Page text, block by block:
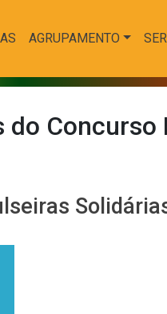
AGRUPAMENTO